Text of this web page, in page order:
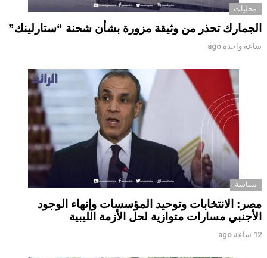
محليات
الجمارك تحذر من وثيقة مزورة بشأن شحنة “ستارلينك”
ساعة واحدة ago
سياسة
مصر: الانتخابات وتوحيد المؤسسات وإنهاء الوجود
الأجنبي مسارات متوازية لحل الأزمة الليبية
12 ساعة ago